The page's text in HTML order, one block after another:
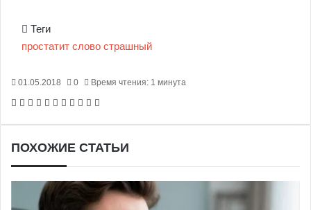
Теги
простатит слово страшный
01.05.2018 0 Время чтения: 1 минута
Facebook
X Pinterest
Вконтакте
Одноклассники
Messenger
Messenger
WhatsApp
Telegram
Viber
ПОХОЖИЕ СТАТЬИ